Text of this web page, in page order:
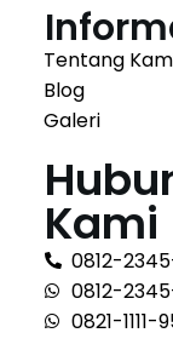
Tentang
Blog
Galeri
Kami
0812-
0812-
0821-1111-